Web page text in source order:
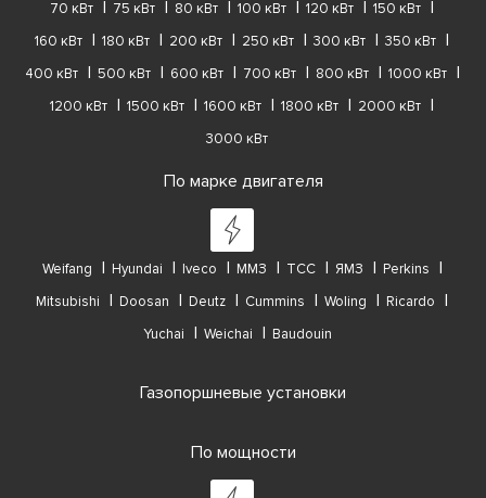
70 кВт
75 кВт 80 кВт 100 кВт 120 кВт
150 кВт
160 кВт
180 кВт 200 кВт 250 кВт 300 кВт
350 кВт
400 кВт
500 кВт 600 кВт 700 кВт 800 кВт
1000 кВт
1200 кВт
1500 кВт 1600 кВт 1800 кВт
2000 кВт
3000 кВт
По марке двигателя
Weifang Hyundai Iveco ММЗ ТСС ЯМЗ
Perkins
Mitsubishi
Doosan Deutz Cummins Woling
Ricardo
Yuchai
Weichai Baudouin
Газопоршневые установки
По мощности